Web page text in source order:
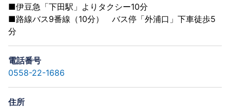
■伊豆急「下田駅」よりタクシー10分
■路線バス9番線（10分） バス停「外浦口」下車徒歩5
分
電話番号
0558-22-1686
住所